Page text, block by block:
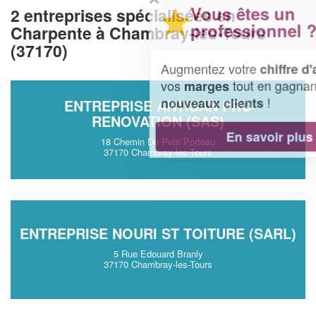
2 entreprises spécialisées en
Charpente à Chambray-les-Tours
(37170)
ENTREPRISE ARTISAN PRO
RENOVATION (SAS)
18 Chemin Du Petit Porteau
37170 Chambray-les-Tours
ENTREPRISE NOURI ST TOITURE (SARL)
5 Rue Edouard Branly
37170 Chambray-les-Tours
Vous êtes un
professionnel ?
Augmentez votrechiffre d'affaireset
vosmargestout en gagnant de
nouveaux clients!
En savoir plus